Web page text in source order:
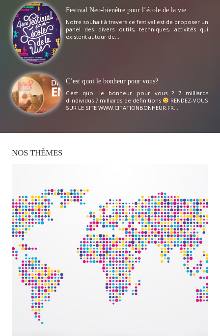
Festival Neo-bienêtre pour l’école de la vie
Notre souhait à travers ce festival est de proposer un
panel des divers outils, techniques, activités qui
existent autour de...
C’est quoi le bonheur pour vous?
C'est quoi le bonheur pour vous ? 7 milliards
d'individus 7 milliards de définitions
RENDEZ-VOUS
SUR LE SITE WWW.CITATIONBONHEUR.FR...
NOS THÈMES